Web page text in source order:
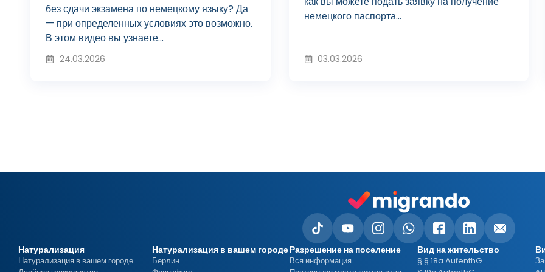
и
с
без сдачи экзамена по немецкому языку? Да
— при определенных условиях это возможно.
В этом видео вы узнаете...
24.03.2026 и
е
с
немецкого паспорта...
03.03.2026
Натурализация
Натурализация в вашем городе
Натурализация в вашем городе
Берлин
Разрешение на поселение
Вся информация
Вид на жительство
§ § 18a AufenthG